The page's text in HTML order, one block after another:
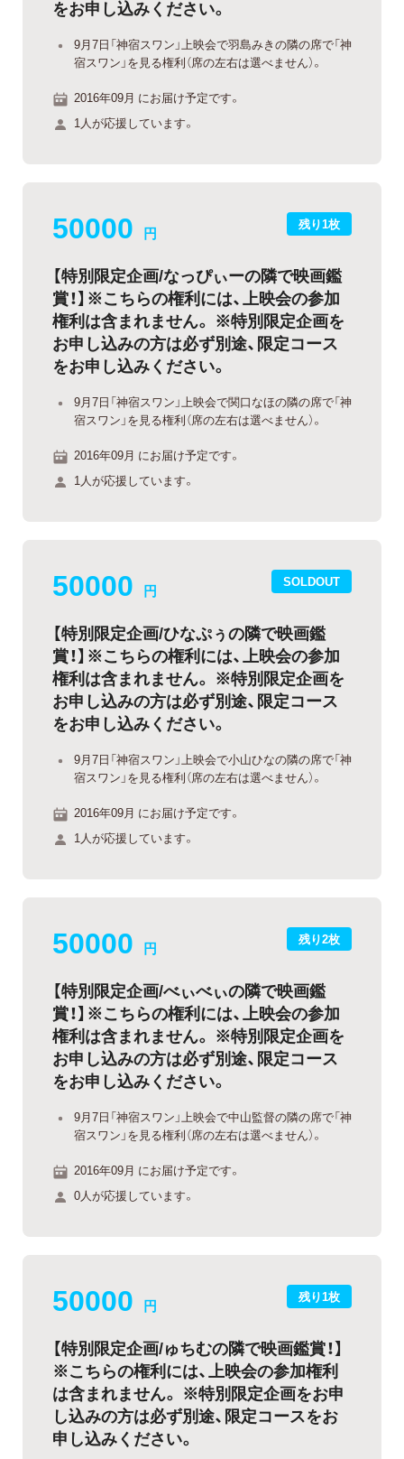
をお申し込みください。
9月7日「神宿スワン」上映会で羽島みきの隣の席で「神
宿スワン」を見る権利（席の左右は選べません）。
2016年09月 にお届け予定です。
1人が応援しています。
残り1枚
50000 円
【特別限定企画/なっぴぃーの隣で映画鑑
賞！】※こちらの権利には、上映会の参加
権利は含まれません。 ※特別限定企画を
お申し込みの方は必ず別途、限定コース
をお申し込みください。
9月7日「神宿スワン」上映会で関口なほの隣の席で「神
宿スワン」を見る権利（席の左右は選べません）。
2016年09月 にお届け予定です。
1人が応援しています。
SOLDOUT
50000 円
【特別限定企画/ひなぷぅの隣で映画鑑
賞！】※こちらの権利には、上映会の参加
権利は含まれません。 ※特別限定企画を
お申し込みの方は必ず別途、限定コース
をお申し込みください。
9月7日「神宿スワン」上映会で小山ひなの隣の席で「神
宿スワン」を見る権利（席の左右は選べません）。
2016年09月 にお届け予定です。
1人が応援しています。
残り2枚
50000 円
【特別限定企画/べぃべぃの隣で映画鑑
賞！】※こちらの権利には、上映会の参加
権利は含まれません。 ※特別限定企画を
お申し込みの方は必ず別途、限定コース
をお申し込みください。
9月7日「神宿スワン」上映会で中山監督の隣の席で「神
宿スワン」を見る権利（席の左右は選べません）。
2016年09月 にお届け予定です。
0人が応援しています。
残り1枚
50000 円
【特別限定企画/ゅちむの隣で映画鑑賞！】
※こちらの権利には、上映会の参加権利
は含まれません。 ※特別限定企画をお申
し込みの方は必ず別途、限定コースをお
申し込みください。